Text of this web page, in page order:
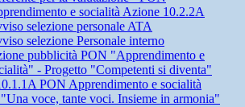
e socialità Azione 10.2.2A
selezione personale ATA
selezione Personale interno
pubblicità PON "Apprendimento e
- Progetto "Competenti si diventa"
PON Apprendimento e socialità
voce, tante voci. Insieme in armonia"